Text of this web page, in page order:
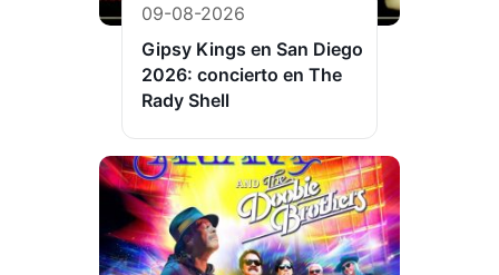
09-08-2026
Gipsy Kings en San Diego
2026: concierto en The
Rady Shell